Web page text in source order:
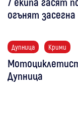
огънят
Дупница Крими
Дупница